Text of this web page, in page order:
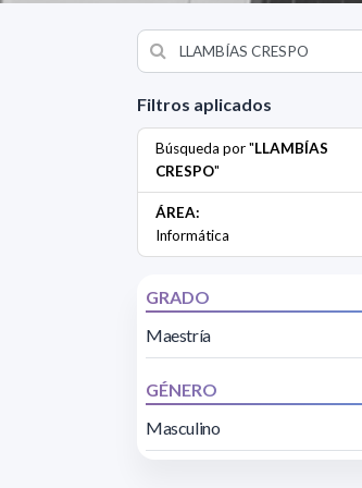
Filtros aplicados
Búsqueda por "LLAMBÍAS
CRESPO"
ÁREA:
Informática
GRADO
Maestría
GÉNERO
Masculino